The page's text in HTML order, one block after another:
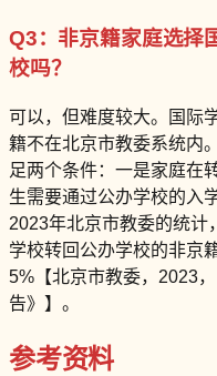
Q3：非京籍家庭选择
校吗？
可以，但难度较大。国际
籍不在北京市教委系统内
足两个条件：一是家庭在
生需要通过公办学校的入
2023年北京市教委的统计
学校转回公办学校的非京
5%【北京市教委，2023
告》】。
参考资料